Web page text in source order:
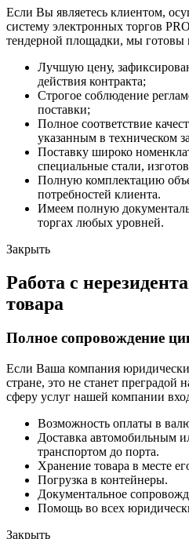
Если Вы являетесь клиентом,
систему электронных торгов
тендерной площадки, мы готовы
Лучшую цену,
действия контракта;
Строгое соблюдение
поставки;
Полное соответствие
указанным в техническом
Поставку широко
специальные стали,
Полную комплектацию
потребностей клиента.
Имеем полную
торгах любых уровней.
Закрыть
Работа с
товара
Полное сопровождение
Если Ваша компания юридически
стране, это не станет преградой
сферу услуг нашей компании
Возможность оплаты в
Доставка автомобильным
транспортом до порта.
Хранение товара в месте
Погрузка в контейнеры.
Документальное
Помощь во всех
Закрыть